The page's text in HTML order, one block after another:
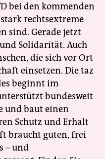
bei den kommenden
rechtsextreme
sind. Gerade jetzt
Solidarität. Auch
die sich vor Ort
einsetzen. Die taz
beginnt im
bundesweit
und baut einen
Schutz und Erhalt
braucht guten, frei
– und